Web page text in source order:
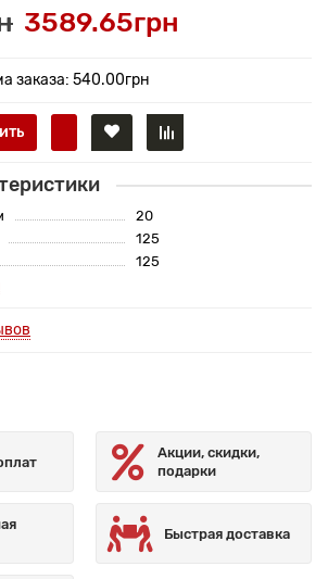
3589.65грн
заказа: 540.00грн
20
125
125
Акции, скидки,
подарки
Быстрая доставка